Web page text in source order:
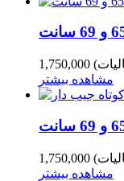
مشاهده بیشتر
مشاهده بیشتر